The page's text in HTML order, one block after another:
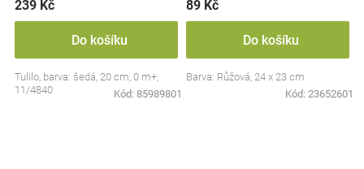
239 Kč
Do košíku
Tulilo, barva: šedá, 20 cm, 0 m+,
11/4840
Kód: 85989801
89 Kč
Do košíku
Barva: Růžová, 24 x 23 cm
Kód: 23652601